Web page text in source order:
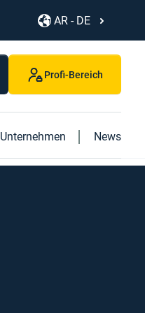
AR - DE
Profi-Bereich
Unternehmen News